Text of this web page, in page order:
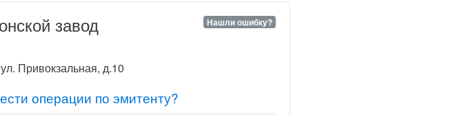
Нашли ошибку?
завод
Привокзальная, д.10
операции по эмитенту?